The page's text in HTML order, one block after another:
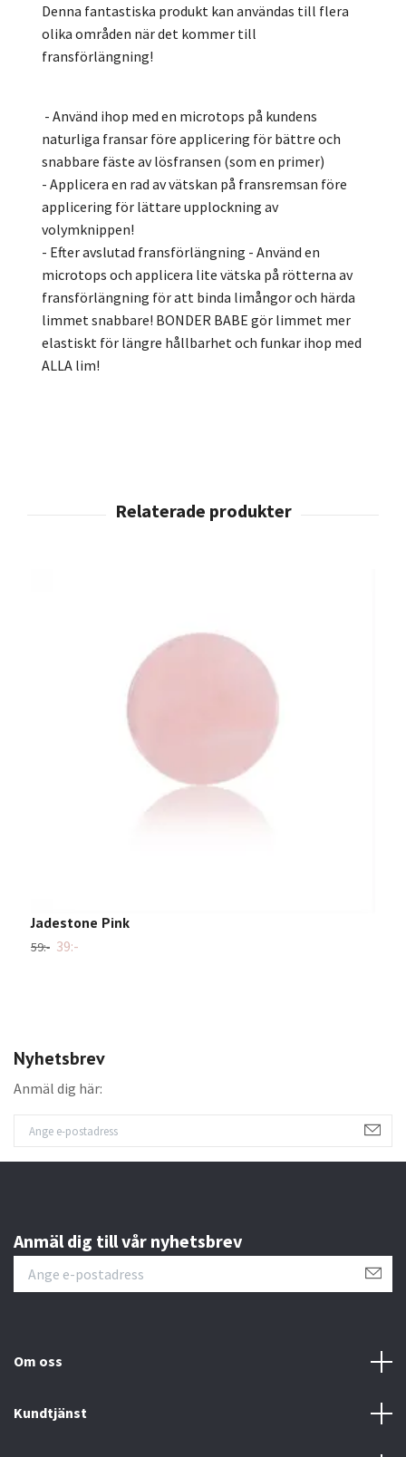
Nyhetsbrev
Anmäl dig här:
Denna fantastiska produkt kan användas till flera
olika områden när det kommer till
fransförlängning!
- Använd ihop med en microtops på kundens
naturliga fransar före applicering för bättre och
snabbare fäste av lösfransen (som en primer)
- Applicera en rad av vätskan på fransremsan före
applicering för lättare upplockning av
volymknippen!
- Efter avslutad fransförlängning - Använd en
microtops och applicera lite vätska på rötterna av
fransförlängning för att binda limångor och härda
limmet snabbare! BONDER BABE gör limmet mer
elastiskt för längre hållbarhet och funkar ihop med
ALLA lim!
Jadestone Pink
59:- 39:-
Anmäl dig till vår nyhetsbrev
Om oss
Kundtjänst